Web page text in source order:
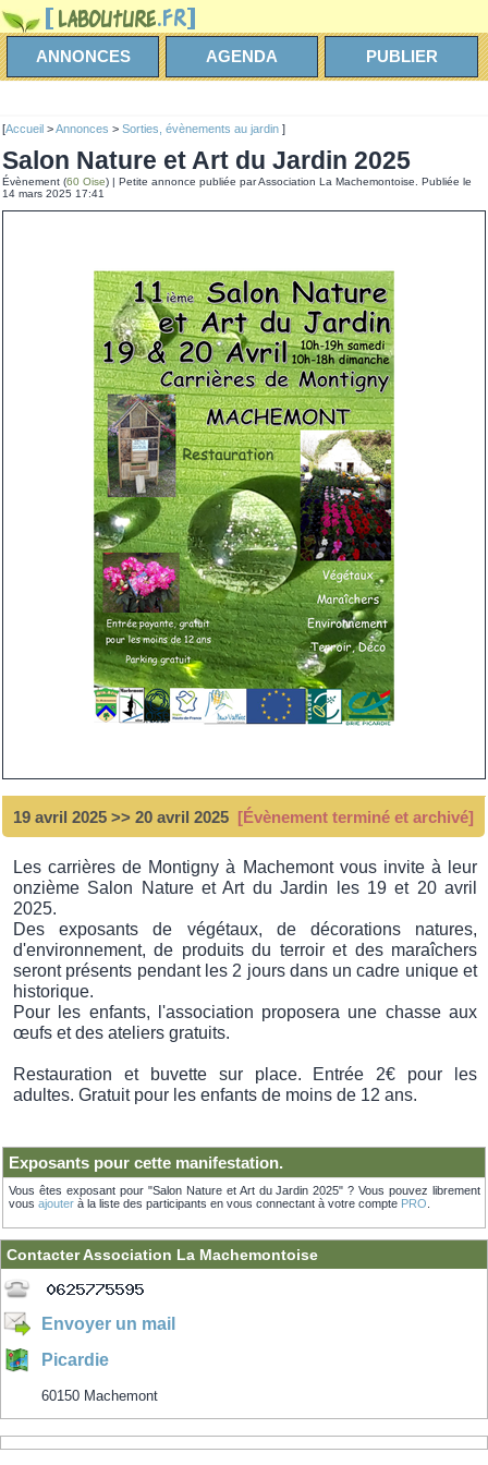
ANNONCES AGENDA PUBLIER
[Accueil >Annonces > Sorties, évènements au jardin ]
Salon Nature et Art du Jardin 2025
Évènement (60 Oise) | Petite annonce publiée par Association La Machemontoise. Publiée le
14 mars 2025 17:41
19 avril 2025 >> 20 avril 2025 [Évènement terminé et archivé]
Les carrières de Montigny à Machemont vous invite à leur
onzième Salon Nature et Art du Jardin les 19 et 20 avril
2025.
Des exposants de végétaux, de décorations natures,
d'environnement, de produits du terroir et des maraîchers
seront présents pendant les 2 jours dans un cadre unique et
historique.
Pour les enfants, l'association proposera une chasse aux
œufs et des ateliers gratuits.
Restauration et buvette sur place. Entrée 2€ pour les
adultes. Gratuit pour les enfants de moins de 12 ans.
Exposants pour cette manifestation.
Vous êtes exposant pour "Salon Nature et Art du Jardin 2025" ? Vous pouvez librement
vous ajouter à la liste des participants en vous connectant à votre compte PRO
Contacter Association La Machemontoise
Envoyer un mail
Picardie
60150 Machemont